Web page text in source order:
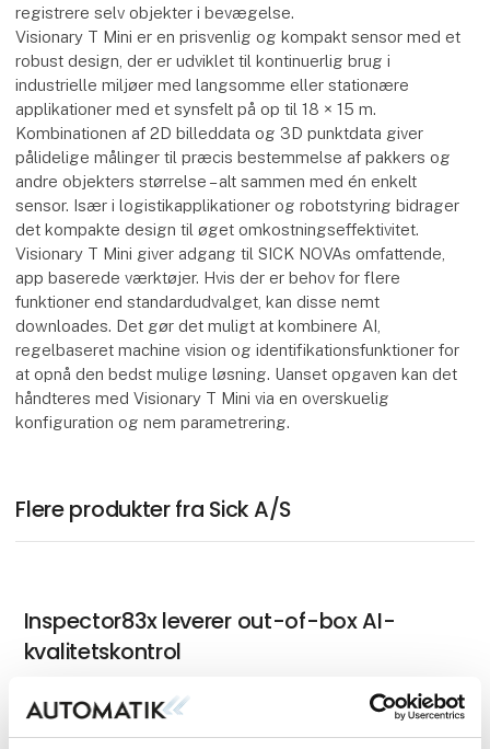
registrere selv objekter i bevægelse.
Visionary T Mini er en prisvenlig og kompakt sensor med et
robust design, der er udviklet til kontinuerlig brug i
industrielle miljøer med langsomme eller stationære
applikationer med et synsfelt på op til 18 × 15 m.
Kombinationen af 2D billeddata og 3D punktdata giver
pålidelige målinger til præcis bestemmelse af pakkers og
andre objekters størrelse – alt sammen med én enkelt
sensor. Især i logistikapplikationer og robotstyring bidrager
det kompakte design til øget omkostningseffektivitet.
Visionary T Mini giver adgang til SICK NOVAs omfattende,
app baserede værktøjer. Hvis der er behov for flere
funktioner end standardudvalget, kan disse nemt
downloades. Det gør det muligt at kombinere AI,
regelbaseret machine vision og identifikationsfunktioner for
at opnå den bedst mulige løsning. Uanset opgaven kan det
håndteres med Visionary T Mini via en overskuelig
konfiguration og nem parametrering.
Flere produkter fra Sick A/S
Inspector83x leverer out-of-box AI-
kvalitetskontrol